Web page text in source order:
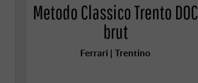
Metodo Classico Trento DOC
brut
Ferrari | Trentino